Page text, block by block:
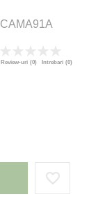
CAMA91A
0
% of100
Review-uri (0) Intrebari (0)